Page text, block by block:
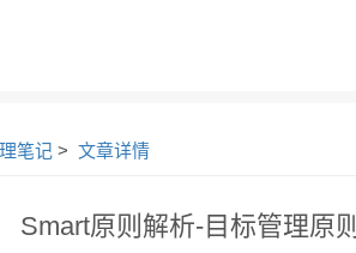
笔记 >文章详情
Smart原则解析-目标管理原则